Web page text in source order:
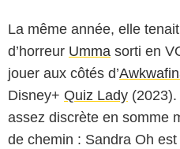
La même année, elle
d’horreur Umma sorti en
jouer aux côtés d’
Disney+ Quiz Lady
assez discrète en somme
de chemin : Sandra Oh